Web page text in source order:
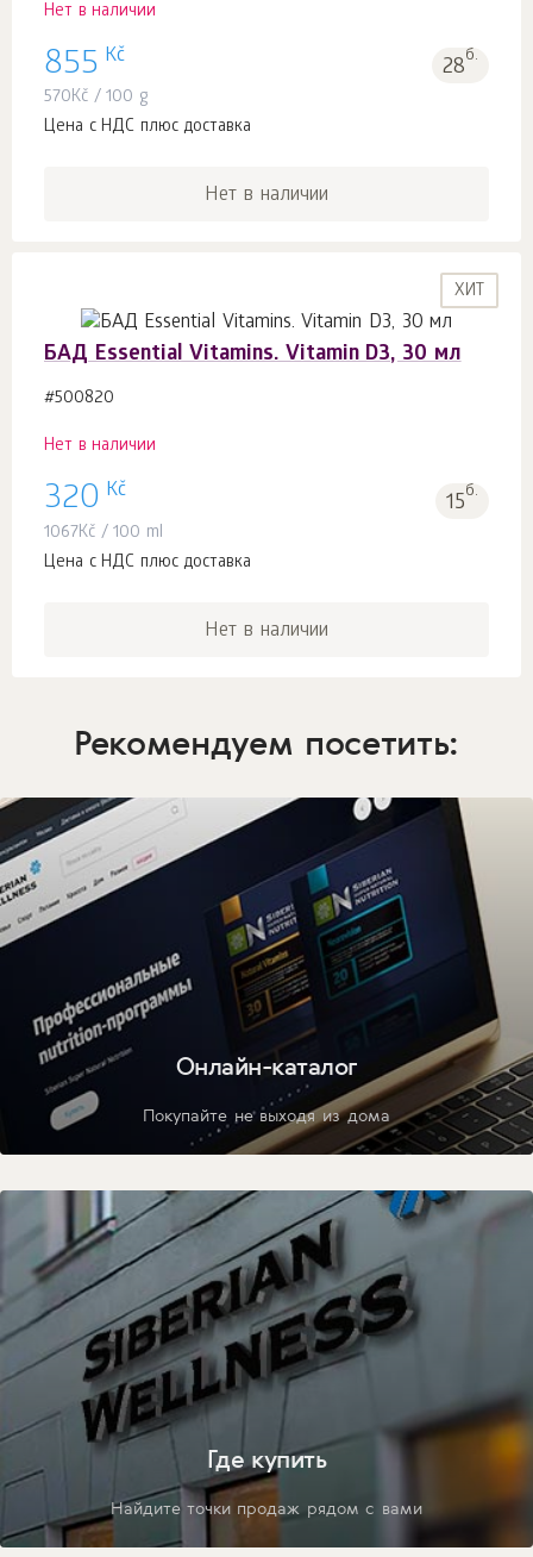
Нет в наличии
855 Kč 28б.
570Kč / 100 g
Цена с НДС плюс доставка
Нет в наличии
ХИТ
БАД Essential Vitamins. Vitamin D3, 30 мл
#500820
Нет в наличии
320 Kč 15б.
1067Kč / 100 ml
Цена с НДС плюс доставка
Нет в наличии
Рекомендуем посетить:
Онлайн-каталог
Покупайте не выходя из дома
Где купить
Найдите точки продаж рядом с вами